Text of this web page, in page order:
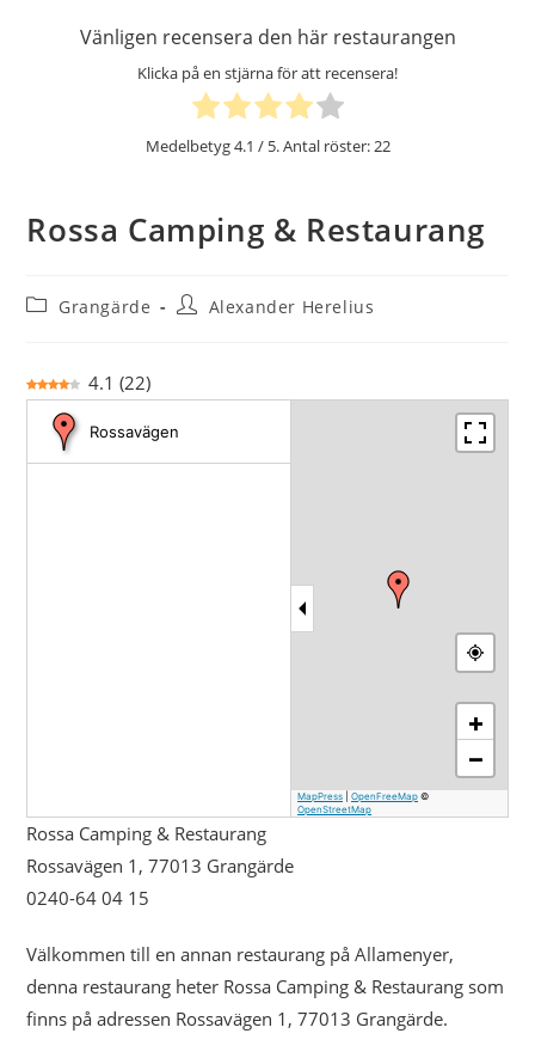
Vänligen recensera den här restaurangen
Klicka på en stjärna för att recensera!
Medelbetyg4.1 / 5. Antal röster:22
Rossa Camping & Restaurang
Inläggskategori:
Grangärde Inläggsförfattare:
Alexander Herelius
4.1 (22)
Rossavägen
+
−
MapPress OpenFreeMap ©
OpenStreetMap
Rossa Camping & Restaurang
Rossavägen 1, 77013 Grangärde
0240-64 04 15
Välkommen till en annan restaurang på Allamenyer,
denna restaurang heter Rossa Camping & Restaurang som
finns på adressen Rossavägen 1, 77013 Grangärde.